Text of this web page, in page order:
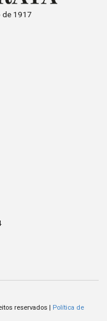
de 1917
reservados |
Política de